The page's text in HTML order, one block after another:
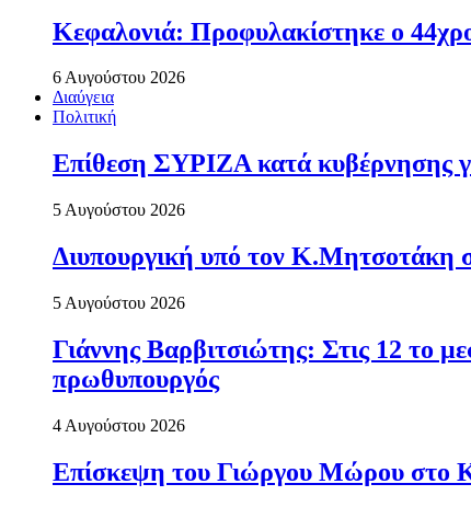
Κεφαλονιά: Προφυλακίστηκε ο
6 Αυγούστου 2026
Διαύγεια
Πολιτική
Επίθεση ΣΥΡΙΖΑ κατά κυβέρνησης
5 Αυγούστου 2026
Διυπουργική υπό τον Κ.Μητσοτάκη
5 Αυγούστου 2026
Γιάννης Βαρβιτσιώτης: Στις 12 το
πρωθυπουργός
4 Αυγούστου 2026
Επίσκεψη του Γιώργου Μώρου στο